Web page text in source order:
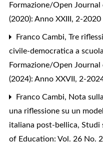
Formazione/Open
(2020): Anno XXIII, 2-2020
Franco Cambi, Tre
civile-democratica a
Formazione/Open
(2024): Anno XXVII, 2-
Franco Cambi, Nota
una riflessione su un
italiana post-bellica, Studi
of Education: Vol. 26 No.